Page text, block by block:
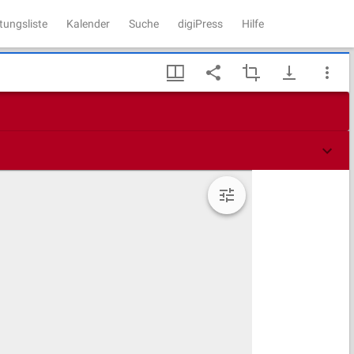
Kalender Suche digiPress Hilfe